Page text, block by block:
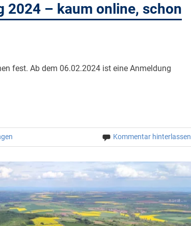
2024 – kaum online, schon
fest. Ab dem 06.02.2024 ist eine Anmeldung
Kommentar hinterlassen